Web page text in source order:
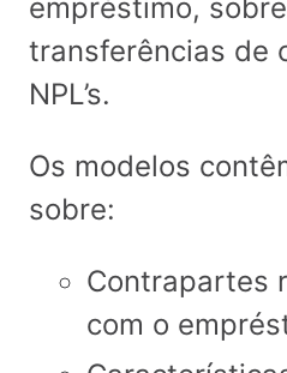
empréstimo,
transferências de
NPL’s.
Os modelos
sobre:
Contrapartes
com o